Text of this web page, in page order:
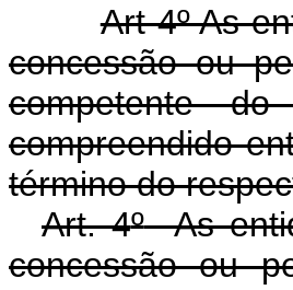
Art 4º As
concessão ou
competente
compreendido
término do
Art. 4ºAs
concessão ou